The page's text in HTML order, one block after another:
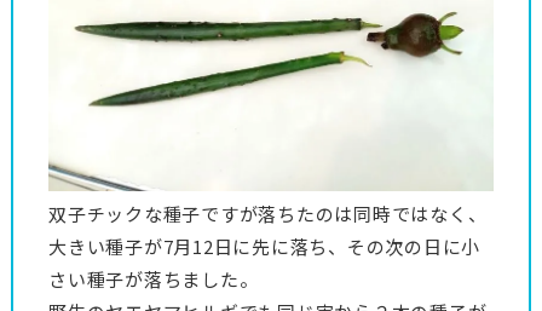
双子チックな種子ですが落ちたのは同時ではなく、
大きい種子が7月12日に先に落ち、その次の日に小
さい種子が落ちました。